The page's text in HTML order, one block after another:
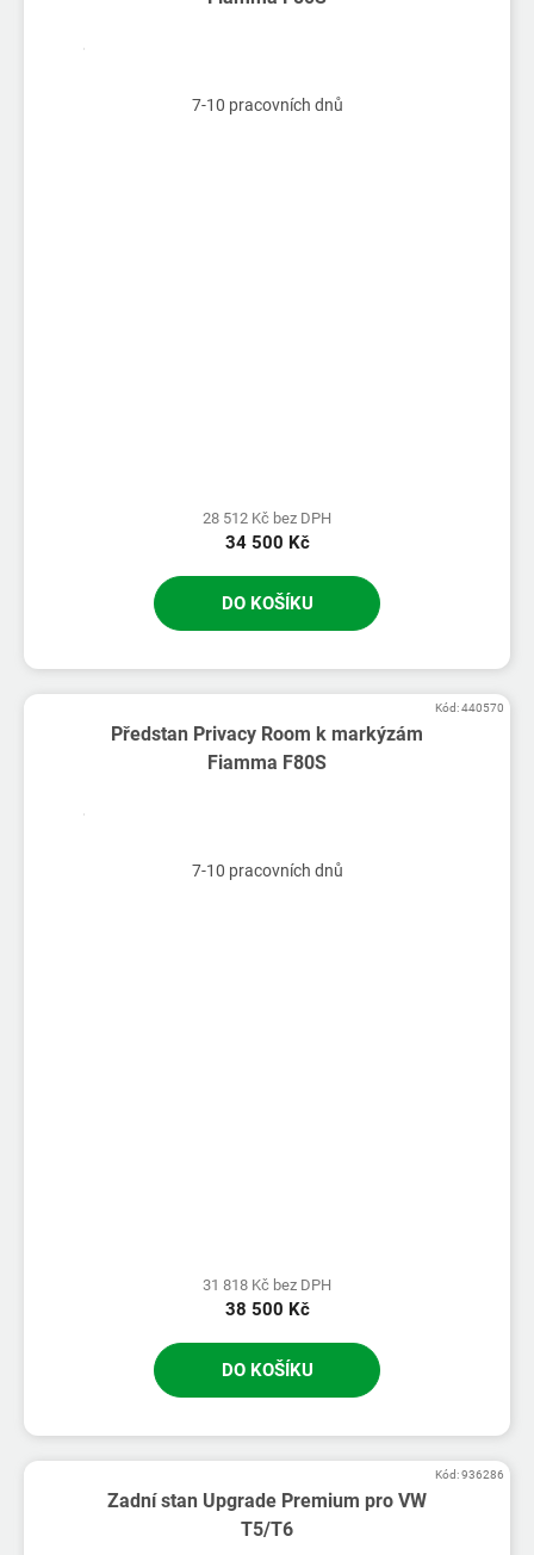
7-10 pracovních dnů
28 512 Kč bez DPH
34 500 Kč
DO KOŠÍKU
Předstan Privacy Room k markýzám
Fiamma F80S
7-10 pracovních dnů
31 818 Kč bez DPH
38 500 Kč
DO KOŠÍKU
Kód:440570
Zadní stan Upgrade Premium pro VW
T5/T6
Kód:936286